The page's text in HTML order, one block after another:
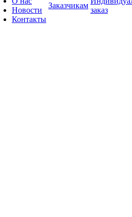
Новости
Контакты
Заказчикам
заказ